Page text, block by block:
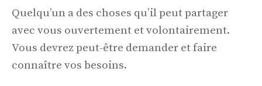
Quelqu’un a des choses qu’il peut partager
avec vous ouvertement et volontairement.
Vous devrez peut-être demander et faire
connaître vos besoins.